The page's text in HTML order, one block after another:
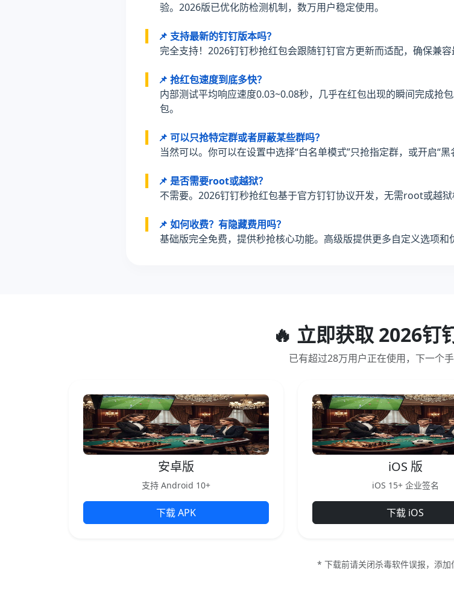
验。2026版已优化防检测机制，数万用户稳定使用。
📌 支持最新的钉钉版本吗？
完全支持！2026钉钉秒抢红包会跟随钉钉官方更新而适配，确保兼
📌 抢红包速度到底多快？
内部测试平均响应速度0.03~0.08秒，几乎在红包出现的瞬间完成抢
包。
📌 可以只抢特定群或者屏蔽某些群吗？
当然可以。你可以在设置中选择“白名单模式”只抢指定群，或开启“黑
📌 是否需要root或越狱？
不需要。2026钉钉秒抢红包基于官方钉钉协议开发，无需root或越狱
📌 如何收费？有隐藏费用吗？
基础版完全免费，提供秒抢核心功能。高级版提供更多自定义选项和
🔥 立即获取 2026钉
已有超过28万用户正在使用，下一个手
安卓版
支持 Android 10+
下载 APK
iOS 版
iOS 15+ 企业签名
下载 iOS
* 下载前请关闭杀毒软件误报，添加